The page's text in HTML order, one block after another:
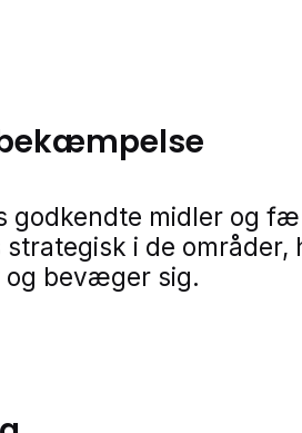
godkendte midler og
strategisk i de områder,
bevæger sig.